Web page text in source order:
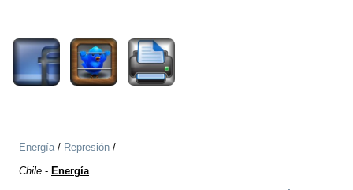
Energía/ Represión /
Chile - Energía